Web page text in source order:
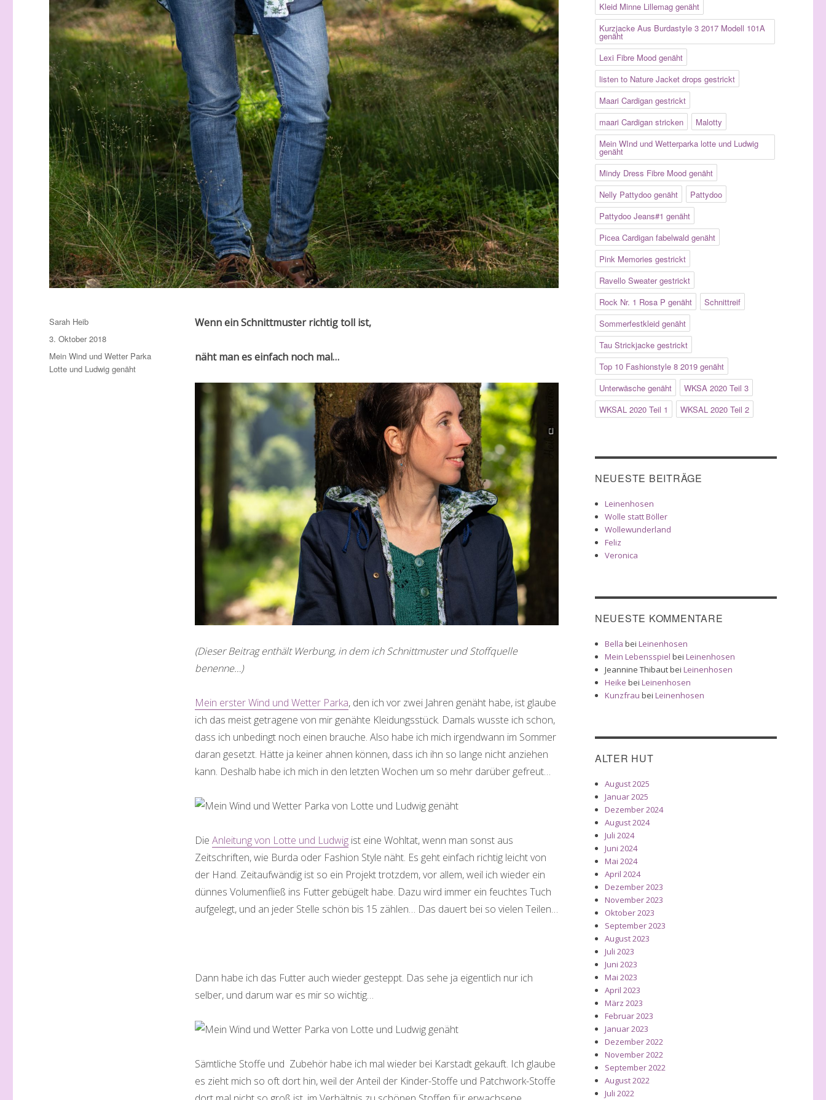
Wenn ein Schnittmuster richtig toll ist,
näht man es einfach noch mal…
(Dieser Beitrag enthält Werbung, in dem ich Schnittmuster und Stoffquelle
benenne…)
Mein erster Wind und Wetter Parka, den ich vor zwei Jahren genäht habe, ist glaube
ich das meist getragene von mir genähte Kleidungsstück. Damals wusste ich schon,
dass ich unbedingt noch einen brauche. Also habe ich mich irgendwann im Sommer
daran gesetzt. Hätte ja keiner ahnen können, dass ich ihn so lange nicht anziehen
kann. Deshalb habe ich mich in den letzten Wochen um so mehr darüber gefreut…
Die Anleitung von Lotte und Ludwigist eine Wohltat, wenn man sonst aus
Zeitschriften, wie Burda oder Fashion Style näht. Es geht einfach richtig leicht von
der Hand. Zeitaufwändig ist so ein Projekt trotzdem, vor allem, weil ich wieder ein
dünnes Volumenfließ ins Futter gebügelt habe. Dazu wird immer ein feuchtes Tuch
aufgelegt, und an jeder Stelle schön bis 15 zählen… Das dauert bei so vielen Teilen…
Dann habe ich das Futter auch wieder gesteppt. Das sehe ja eigentlich nur ich
selber, und darum war es mir so wichtig…
Sämtliche Stoffe und Zubehör habe ich mal wieder bei Karstadt gekauft. Ich glaube
es zieht mich so oft dort hin, weil der Anteil der Kinder-Stoffe und Patchwork-Stoffe
Autor
Sarah Heib
Veröffentlicht
am
3. Oktober 2018
Schlagwörter
Mein Wind und Wetter Parka
Lotte und Ludwig genäht
Kleid Minne Lillemag genäht
Kurzjacke Aus Burdastyle 3 2017 Modell 101A
genäht
Lexi Fibre Mood genäht
listen to Nature Jacket drops gestrickt
Maari Cardigan gestrickt
maari Cardigan stricken
Malotty
Mein WInd und Wetterparka lotte und Ludwig
genäht
Mindy Dress Fibre Mood genäht
Nelly Pattydoo genäht
Pattydoo
Pattydoo Jeans#1 genäht
Picea Cardigan fabelwald genäht
Pink Memories gestrickt
Ravello Sweater gestrickt
Rock Nr. 1 Rosa P genäht
Schnittreif
Sommerfestkleid genäht
Tau Strickjacke gestrickt
Top 10 Fashionstyle 8 2019 genäht
Unterwäsche genäht
WKSA 2020 Teil 3
WKSAL 2020 Teil 1
WKSAL 2020 Teil 2
NEUESTE BEITRÄGE
Leinenhosen
Wolle statt Böller
Wollewunderland
Feliz
Veronica
NEUESTE KOMMENTARE
Bella beiLeinenhosen
Mein Lebensspiel beiLeinenhosen
Jeannine ThibautbeiLeinenhosen
Heike beiLeinenhosen
Kunzfrau beiLeinenhosen
ALTER HUT
August 2025
Januar 2025
Dezember 2024
August 2024
Juli 2024
Juni 2024
Mai 2024
April 2024
Dezember 2023
November 2023
Oktober 2023
September 2023
August 2023
Juli 2023
Juni 2023
Mai 2023
April 2023
März 2023
Februar 2023
Januar 2023
Dezember 2022
November 2022
September 2022
August 2022
Juli 2022